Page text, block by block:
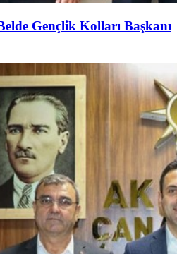
Gençlik Kolları Başkanı